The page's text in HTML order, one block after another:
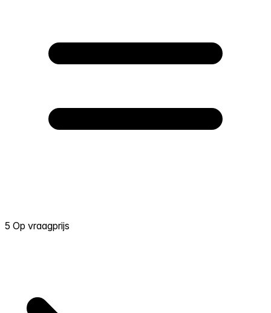
5 Op vraagprijs